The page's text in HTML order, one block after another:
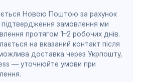
тертя — економія палива
обробки на 1–2 км/год
вища за сталь
при від’ємних
Division
— система менеджменту
промисловості
/ EN 9100:2018 — система
для авіаційної та оборонної
Новою Поштою за рахунок
підтвердження замовлення ми
протягом 1–2 робочих днів.
на вказаний контакт після
доставка через Укрпошту,
— уточнюйте умови при